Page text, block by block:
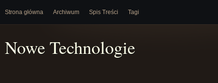
Strona główna Archiwum Spis Treści Tagi
Nowe Technologie